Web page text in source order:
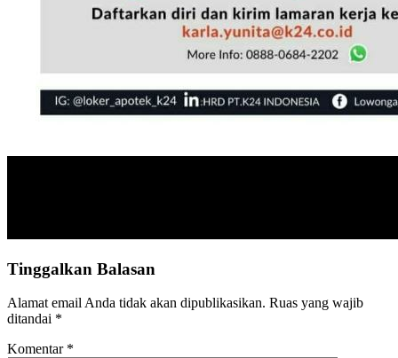
Tinggalkan Balasan
Alamat email Anda tidak akan dipublikasikan. Ruas yang wajib
ditandai *
Komentar *